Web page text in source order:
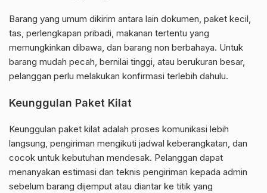
Barang yang umum dikirim antara lain dokumen, paket kecil,
tas, perlengkapan pribadi, makanan tertentu yang
memungkinkan dibawa, dan barang non berbahaya. Untuk
barang mudah pecah, bernilai tinggi, atau berukuran besar,
pelanggan perlu melakukan konfirmasi terlebih dahulu.
Keunggulan Paket Kilat
Keunggulan paket kilat adalah proses komunikasi lebih
langsung, pengiriman mengikuti jadwal keberangkatan, dan
cocok untuk kebutuhan mendesak. Pelanggan dapat
menanyakan estimasi dan teknis pengiriman kepada admin
sebelum barang dijemput atau diantar ke titik yang